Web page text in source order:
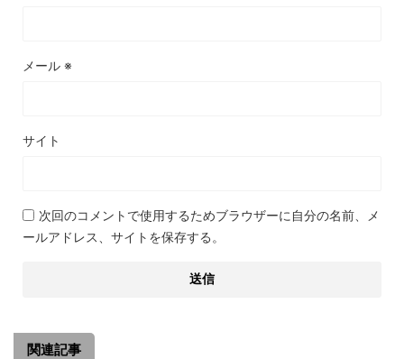
メール ※
サイト
次回のコメントで使用するためブラウザーに自分の名前、メ
ールアドレス、サイトを保存する。
関連記事